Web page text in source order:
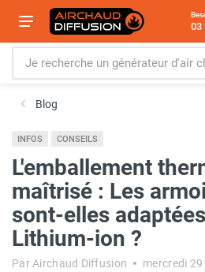
03
Blog
INFOS CONSEILS
L'emballement
maîtrisé : Les
sont-elles
Lithium-ion ?
Par Airchaud Diffusion mercredi